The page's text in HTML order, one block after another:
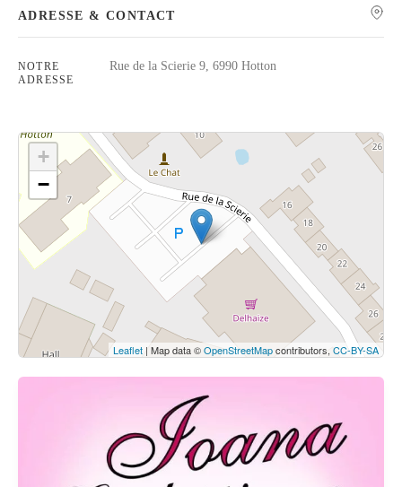
ADRESSE & CONTACT
NOTRE
ADRESSE
Rue de la Scierie 9, 6990 Hotton
Cliquez sur le bouton pour afficher la carte.
Voir la carte
+
−
Leaflet | Map data ©OpenStreetMapcontributors, CC-BY-SA